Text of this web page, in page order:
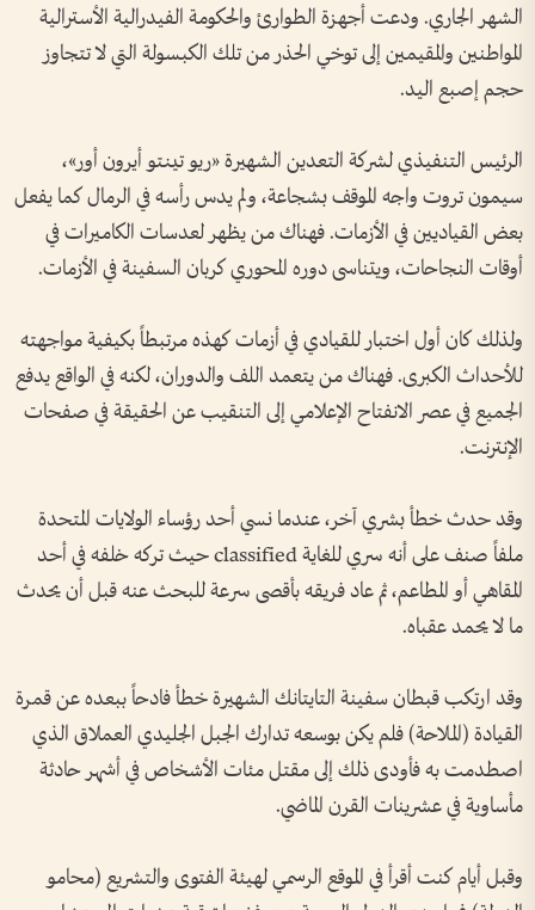
الشهر الجاري. ودعت أجهزة الطوارئ والحكومة الفيدرالية الأسترالية
المواطنين والمقيمين إلى توخي الحذر من تلك الكبسولة التي لا تتجاوز
حجم إصبع اليد.
الرئيس التنفيذي لشركة التعدين الشهيرة «ريو تينتو أيرون أور»،
سيمون تروت واجه الموقف بشجاعة، ولم يدس رأسه في الرمال كما يفعل
بعض القياديين في الأزمات. فهناك من يظهر لعدسات الكاميرات في
أوقات النجاحات، ويتناسى دوره المحوري كربان السفينة في الأزمات.
ولذلك كان أول اختبار للقيادي في أزمات كهذه مرتبطاً بكيفية مواجهته
للأحداث الكبرى. فهناك من يتعمد اللف والدوران، لكنه في الواقع يدفع
الجميع في عصر الانفتاح الإعلامي إلى التنقيب عن الحقيقة في صفحات
الإنترنت.
وقد حدث خطأ بشري آخر، عندما نسي أحد رؤساء الولايات المتحدة
ملفاً صنف على أنه سري للغاية classified حيث تركه خلفه في أحد
المقاهي أو المطاعم، ثم عاد فريقه بأقصى سرعة للبحث عنه قبل أن يحدث
ما لا يحمد عقباه.
وقد ارتكب قبطان سفينة التايتانك الشهيرة خطأ فادحاً ببعده عن قمرة
القيادة (الملاحة) فلم يكن بوسعه تدارك الجبل الجليدي العملاق الذي
اصطدمت به فأودى ذلك إلى مقتل مئات الأشخاص في أشهر حادثة
مأساوية في عشرينات القرن الماضي.
وقبل أيام كنت أقرأ في الموقع الرسمي لهيئة الفتوى والتشريع (محامو